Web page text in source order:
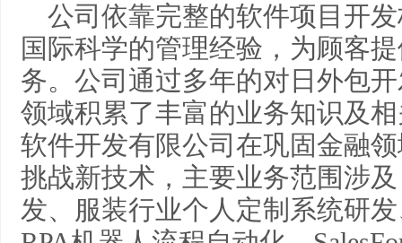
公司依靠完整的软件项目开
国际科学的管理经验，为顾客
务。公司通过多年的对日外包
领域积累了丰富的业务知识及
软件开发有限公司在巩固金融
挑战新技术，主要业务范围涉
发、服装行业个人定制系统研